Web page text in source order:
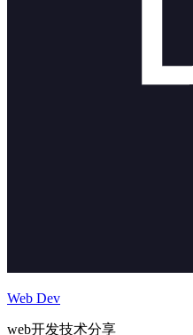
Web Dev
web开发技术分享